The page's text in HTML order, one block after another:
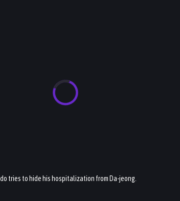
tries to hide his hospitalization from Da-jeong.